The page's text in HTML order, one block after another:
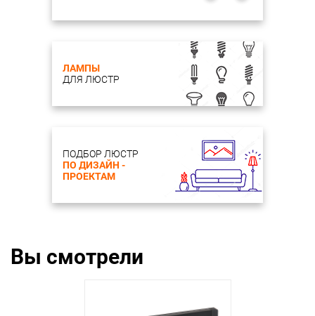
ЛАМПЫ
ДЛЯ ЛЮСТР
ПОДБОР ЛЮСТР
ПО ДИЗАЙН -
ПРОЕКТАМ
Вы смотрели